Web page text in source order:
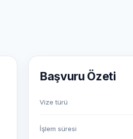
Başvuru Özeti
Vize türü
İşlem süresi